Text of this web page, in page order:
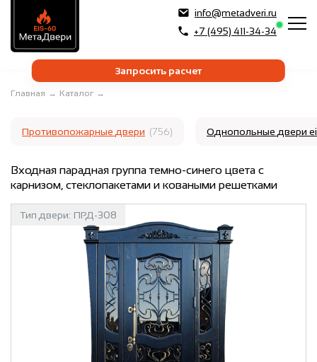
info@metadveri.ru
+7 (495) 411-34-34
Запросить расчет
Главная → Каталог →
Противопожарные двери (756) Однопольные двери
Входная парадная группа темно-синего цвета с
карнизом, стеклопакетами и коваными решетками
Тип двери: ПРД-308